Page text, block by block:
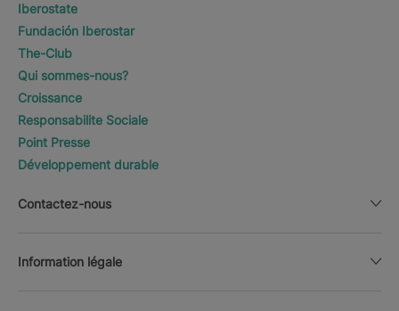
Iberostate
Fundación Iberostar
The-Club
Qui sommes-nous?
Croissance
Responsabilite Sociale
Point Presse
Développement durable
Contactez-nous
Information légale